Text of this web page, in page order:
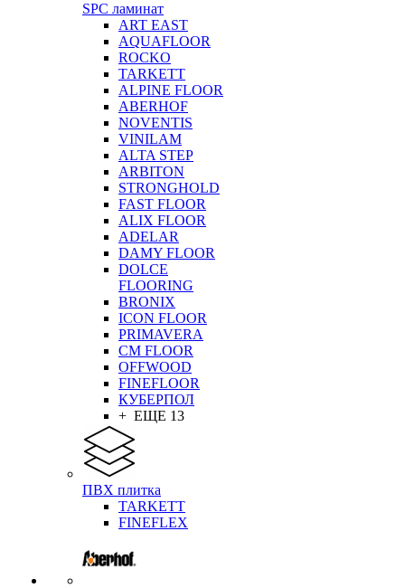
SPC ламинат
ART EAST
AQUAFLOOR
ROCKO
TARKETT
ALPINE FLOOR
ABERHOF
NOVENTIS
VINILAM
ALTA STEP
ARBITON
STRONGHOLD
FAST FLOOR
ALIX FLOOR
ADELAR
DAMY FLOOR
DOLCE
FLOORING
BRONIX
ICON FLOOR
PRIMAVERA
CM FLOOR
OFFWOOD
FINEFLOOR
КУБЕРПОЛ
+ ЕЩЕ 13
ПВХ плитка
TARKETT
FINEFLEX